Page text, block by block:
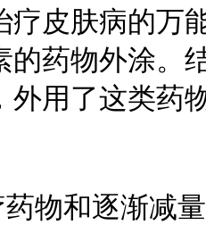
疗皮肤病的万
的药物外涂。
外用了这类药
物和逐渐减